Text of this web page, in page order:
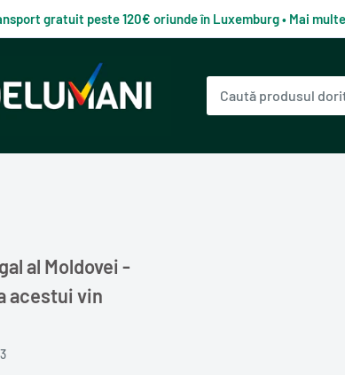
gratuit peste 120€ oriunde în Luxemburg • Mai
al Moldovei -
acestui vin